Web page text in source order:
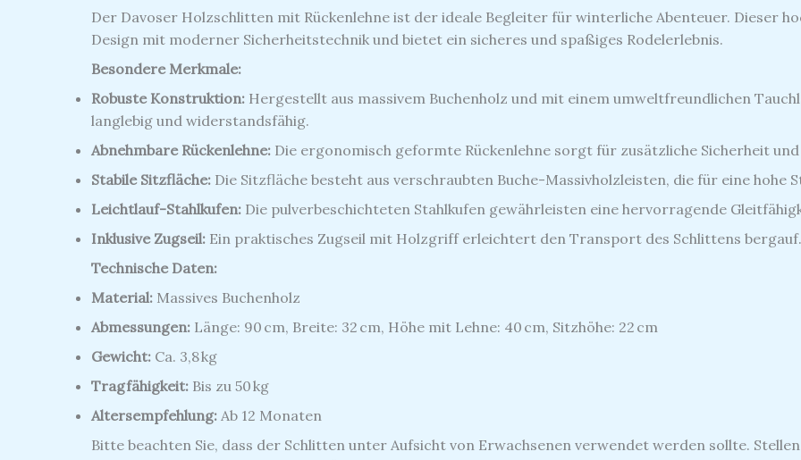
Der Davoser Holzschlitten mit Rückenlehne ist der ideale Begleiter für winterliche Abenteuer. Dieser
Design mit moderner Sicherheitstechnik und bietet ein sicheres und spaßiges Rodelerlebnis.
Besondere Merkmale:
Robuste Konstruktion: Hergestellt aus massivem Buchenholz und mit einem umweltfreundlichen
langlebig und widerstandsfähig.
Abnehmbare Rückenlehne: Die ergonomisch geformte Rückenlehne sorgt für zusätzliche Sicherheit
Stabile Sitzfläche: Die Sitzfläche besteht aus verschraubten Buche-Massivholzleisten, die für eine hohe
Leichtlauf-Stahlkufen: Die pulverbeschichteten Stahlkufen gewährleisten eine hervorragende
Inklusive Zugseil: Ein praktisches Zugseil mit Holzgriff erleichtert den Transport des Schlittens bergauf.
Technische Daten:
Material: Massives Buchenholz
Abmessungen: Länge: 90 cm, Breite: 32 cm, Höhe mit Lehne: 40 cm, Sitzhöhe: 22 cm
Gewicht: Ca. 3,8 kg
Tragfähigkeit: Bis zu 50 kg
Altersempfehlung: Ab 12 Monaten
Bitte beachten Sie, dass der Schlitten unter Aufsicht von Erwachsenen verwendet werden sollte.